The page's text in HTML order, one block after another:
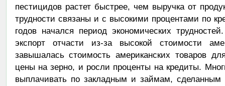
пестицидов растет быстрее, чем выручка от
трудности связаны и с высокими процентами по
годов начался период экономических
экспорт отчасти из-за высокой стоимости
завышалась стоимость американских товаров
цены на зерно, и росли проценты на кредиты.
выплачивать по закладным и займам,